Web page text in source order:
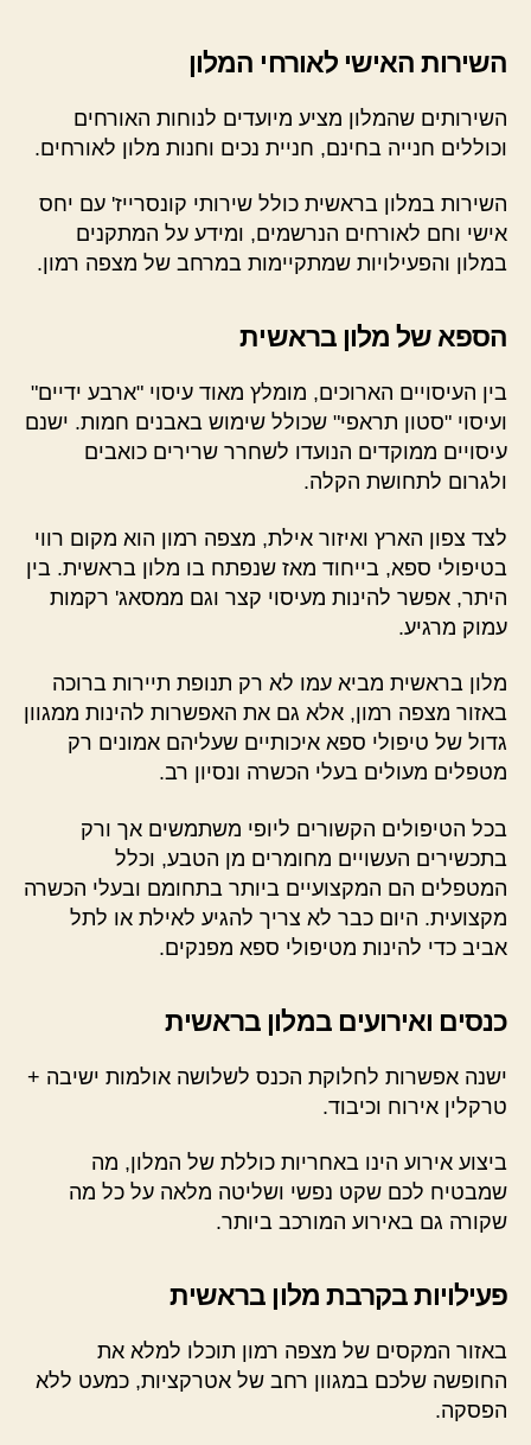
השירות האישי לאורחי המלון
השירותים שהמלון מציע מיועדים לנוחות האורחים
וכוללים חנייה בחינם, חניית נכים וחנות מלון לאורחים.
השירות במלון בראשית כולל שירותי קונסרייז' עם יחס
אישי וחם לאורחים הנרשמים, ומידע על המתקנים
במלון והפעילויות שמתקיימות במרחב של מצפה רמון.
הספא של מלון בראשית
בין העיסויים הארוכים, מומלץ מאוד עיסוי "ארבע ידיים"
ועיסוי "סטון תראפי" שכולל שימוש באבנים חמות. ישנם
עיסויים ממוקדים הנועדו לשחרר שרירים כואבים
ולגרום לתחושת הקלה.
לצד צפון הארץ ואיזור אילת, מצפה רמון הוא מקום רווי
בטיפולי ספא, בייחוד מאז שנפתח בו מלון בראשית. בין
היתר, אפשר להינות מעיסוי קצר וגם ממסאג' רקמות
עמוק מרגיע.
מלון בראשית מביא עמו לא רק תנופת תיירות ברוכה
באזור מצפה רמון, אלא גם את האפשרות להינות ממגוון
גדול של טיפולי ספא איכותיים שעליהם אמונים רק
מטפלים מעולים בעלי הכשרה ונסיון רב.
בכל הטיפולים הקשורים ליופי משתמשים אך ורק
בתכשירים העשויים מחומרים מן הטבע, וכלל
המטפלים הם המקצועיים ביותר בתחומם ובעלי הכשרה
מקצועית. היום כבר לא צריך להגיע לאילת או לתל
אביב כדי להינות מטיפולי ספא מפנקים.
כנסים ואירועים במלון בראשית
ישנה אפשרות לחלוקת הכנס לשלושה אולמות ישיבה +
טרקלין אירוח וכיבוד.
ביצוע אירוע הינו באחריות כוללת של המלון, מה
שמבטיח לכם שקט נפשי ושליטה מלאה על כל מה
שקורה גם באירוע המורכב ביותר.
פעילויות בקרבת מלון בראשית
באזור המקסים של מצפה רמון תוכלו למלא את
החופשה שלכם במגוון רחב של אטרקציות, כמעט ללא
הפסקה.